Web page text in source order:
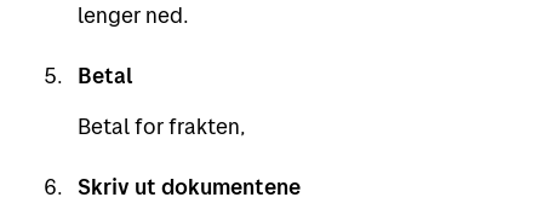
lenger ned.
Betal
Betal for frakten,
Skriv ut dokumentene